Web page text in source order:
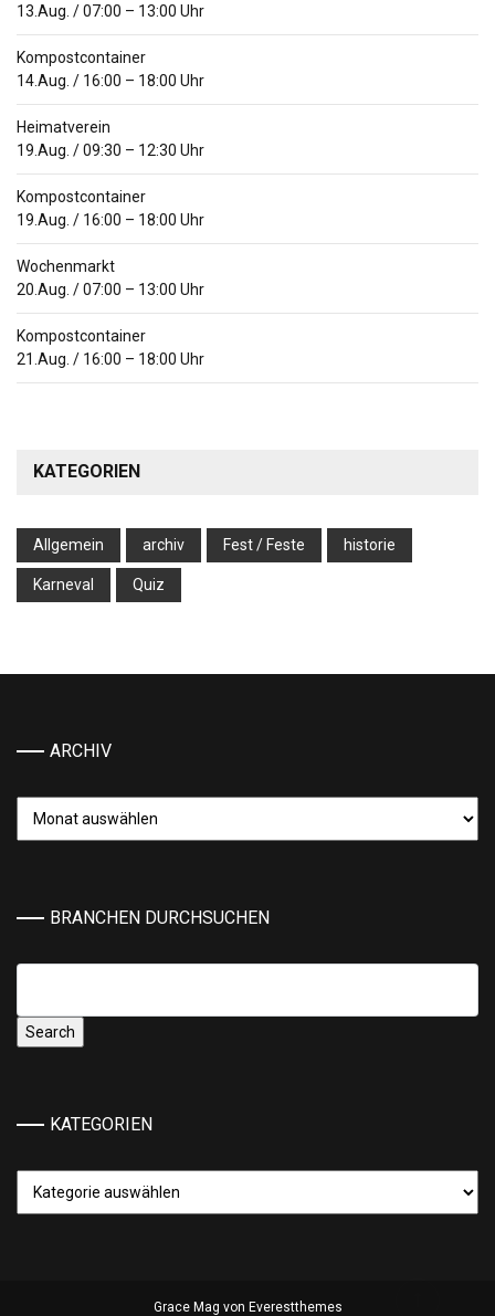
13.Aug. /07:00 – 13:00 Uhr
Kompostcontainer
14.Aug. / 16:00 – 18:00 Uhr
Heimatverein
19.Aug. /09:30 – 12:30 Uhr
Kompostcontainer
19.Aug. / 16:00 – 18:00 Uhr
Wochenmarkt
20.Aug. /07:00 – 13:00 Uhr
Kompostcontainer
21.Aug. / 16:00 – 18:00 Uhr
KATEGORIEN
Allgemein archiv Fest / Feste historie
Karneval Quiz
ARCHIV
BRANCHEN DURCHSUCHEN
KATEGORIEN
Grace Mag von Everestthemes